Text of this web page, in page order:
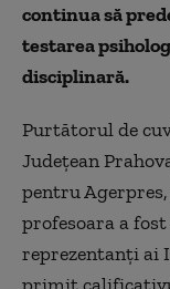
continua să
testarea
disciplinară.
Purtătorul de
Judeţean
pentru
profesoara a
reprezentanţi ai